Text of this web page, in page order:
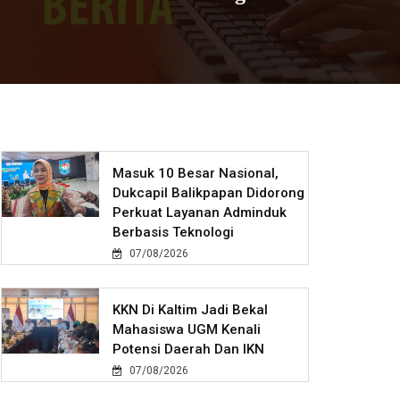
Masuk 10 Besar Nasional,
Dukcapil Balikpapan Didorong
Perkuat Layanan Adminduk
Berbasis Teknologi
07/08/2026
KKN Di Kaltim Jadi Bekal
Mahasiswa UGM Kenali
Potensi Daerah Dan IKN
07/08/2026